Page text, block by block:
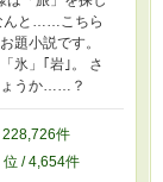
んと……こちら
題小説です。
氷」｢岩｣。 さ
ょうか……？
228,726件
位 / 4,654件